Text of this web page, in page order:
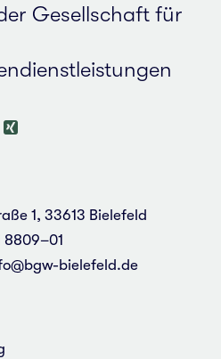
Gesell­schaft für
1, 33613 Bie­le­feld
8809–01
bielefeld.de